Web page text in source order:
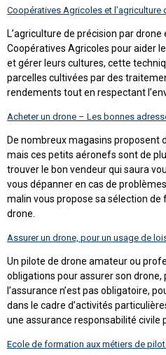
Coopératives Agricoles et l’agriculture
L’agriculture de précision par
Coopératives Agricoles pour aider
et gérer leurs cultures, cette
parcelles cultivées par des
rendements tout en respectant
Acheter un drone – Les bonnes
De nombreux magasins proposent
mais ces petits aéronefs sont de
trouver le bon vendeur qui saura
vous dépanner en cas de
malin vous propose sa sélection
drone.
Assurer un drone, pour un usage de
Un pilote de drone amateur ou
obligations pour assurer son drone,
l’assurance n’est pas obligatoire,
dans le cadre d’activités
une assurance responsabilité civile
Ecole de formation aux métiers de